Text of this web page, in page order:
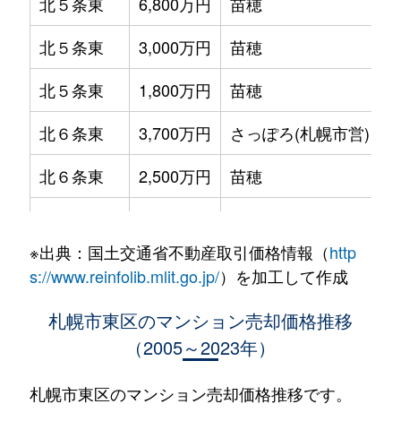
北５条東
3,000万円 苗穂
北５条東
1,800万円 苗穂
北６条東
3,700万円 さっぽろ(札幌市営)
北６条東
2,500万円 苗穂
北６条東
3,400万円 東区役所前
3,700万円 東区役所前
北６条東
3,400万円 東区役所前
※出典：国土交通省不動産取引価格情報（http
s://www.reinfolib.mlit.go.jp/）を加工して作成
札幌市東区のマンション売却価格推移
（2005～2023年）
札幌市東区のマンション売却価格推移です。